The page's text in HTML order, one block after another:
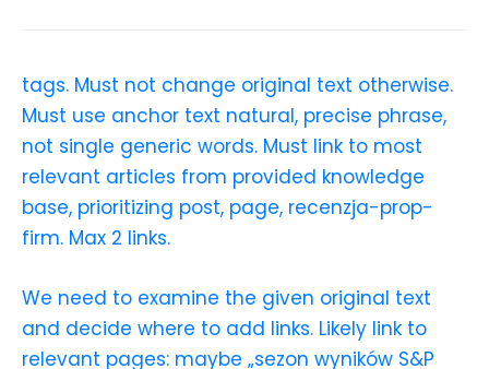
tags. Must not change original text otherwise.
Must use anchor text natural, precise phrase,
not single generic words. Must link to most
relevant articles from provided knowledge
base, prioritizing post, page, recenzja-prop-
firm. Max 2 links.
We need to examine the given original text
and decide where to add links. Likely link to
relevant pages: maybe „sezon wyników S&P